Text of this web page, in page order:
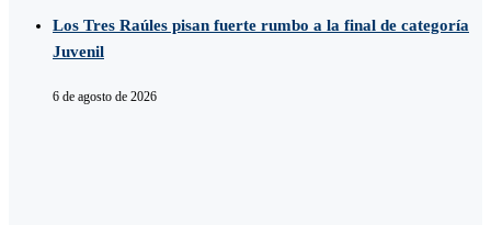
Los Tres Raúles pisan fuerte rumbo a la final de categoría
Juvenil
6 de agosto de 2026